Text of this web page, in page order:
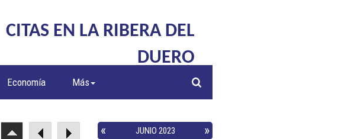
CITAS EN LA RIBERA DEL
DUERO
Economía Más